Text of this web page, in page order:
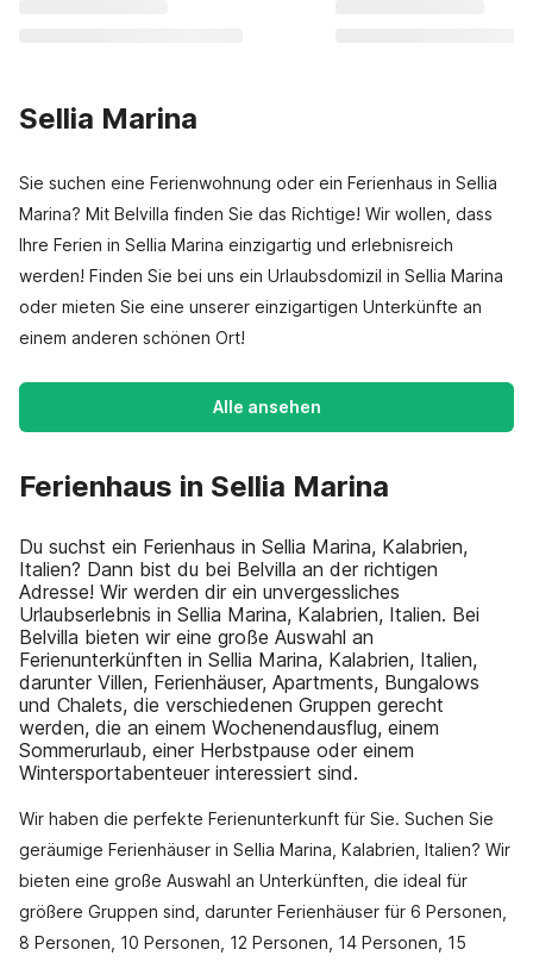
Sellia Marina
Sie suchen eine Ferienwohnung oder ein Ferienhaus in Sellia
Marina? Mit Belvilla finden Sie das Richtige! Wir wollen, dass
Ihre Ferien in Sellia Marina einzigartig und erlebnisreich
werden! Finden Sie bei uns ein Urlaubsdomizil in Sellia Marina
oder mieten Sie eine unserer einzigartigen Unterkünfte an
einem anderen schönen Ort!
Alle ansehen
Ferienhaus in Sellia Marina
Du suchst ein Ferienhaus in Sellia Marina, Kalabrien,
Italien? Dann bist du bei Belvilla an der richtigen
Adresse! Wir werden dir ein unvergessliches
Urlaubserlebnis in Sellia Marina, Kalabrien, Italien. Bei
Belvilla bieten wir eine große Auswahl an
Ferienunterkünften in Sellia Marina, Kalabrien, Italien,
darunter Villen, Ferienhäuser, Apartments, Bungalows
und Chalets, die verschiedenen Gruppen gerecht
werden, die an einem Wochenendausflug, einem
Sommerurlaub, einer Herbstpause oder einem
Wintersportabenteuer interessiert sind.
Wir haben die perfekte Ferienunterkunft für Sie. Suchen Sie
geräumige Ferienhäuser in Sellia Marina, Kalabrien, Italien? Wir
bieten eine große Auswahl an Unterkünften, die ideal für
größere Gruppen sind, darunter Ferienhäuser für 6 Personen,
8 Personen, 10 Personen, 12 Personen, 14 Personen, 15